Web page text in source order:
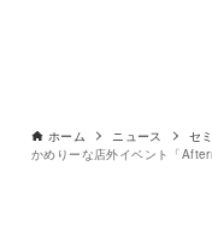
ホーム ニュース セ
かめりーな店外イベント「